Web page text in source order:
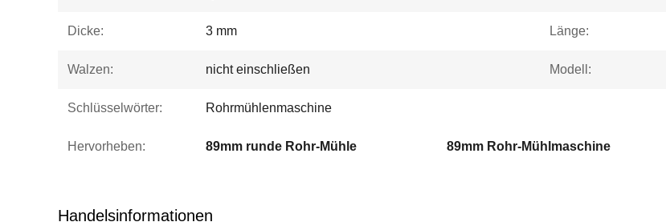
Dicke: 3 mm Länge:
Walzen: nicht einschließen Modell:
Schlüsselwörter: Rohrmühlenmaschine
Hervorheben: 89mm runde Rohr-Mühle 89mm Rohr-Mühlmaschine
Handelsinformationen